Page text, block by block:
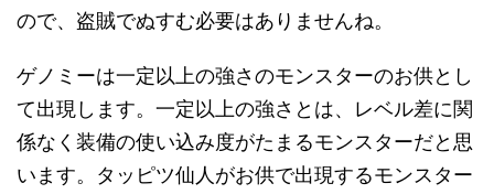
ので、盗賊でぬすむ必要はありませんね。
ゲノミーは一定以上の強さのモンスターのお供とし
て出現します。一定以上の強さとは、レベル差に関
係なく装備の使い込み度がたまるモンスターだと思
います。タッピツ仙人がお供で出現するモンスター